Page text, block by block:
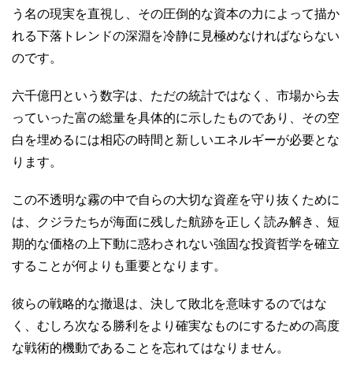
う名の現実を直視し、その圧倒的な資本の力によって描か
れる下落トレンドの深淵を冷静に見極めなければならない
のです。
六千億円という数字は、ただの統計ではなく、市場から去
っていった富の総量を具体的に示したものであり、その空
白を埋めるには相応の時間と新しいエネルギーが必要とな
ります。
この不透明な霧の中で自らの大切な資産を守り抜くために
は、クジラたちが海面に残した航跡を正しく読み解き、短
期的な価格の上下動に惑わされない強固な投資哲学を確立
することが何よりも重要となります。
彼らの戦略的な撤退は、決して敗北を意味するのではな
く、むしろ次なる勝利をより確実なものにするための高度
な戦術的機動であることを忘れてはなりません。